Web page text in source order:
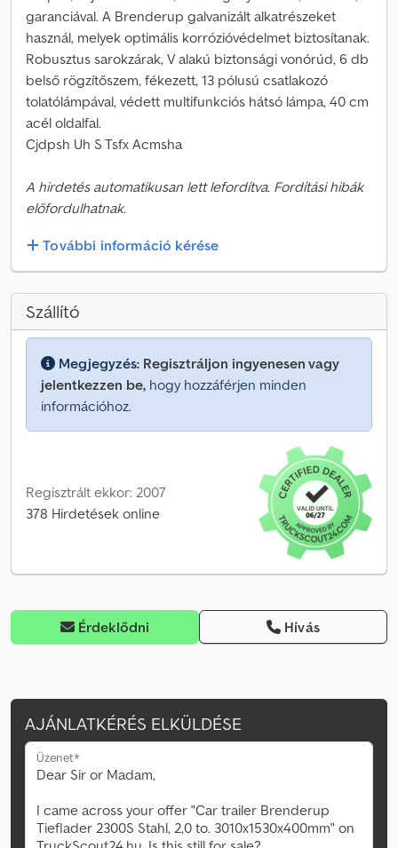
garanciával. A Brenderup galvanizált alkatrészeket
használ, melyek optimális korrózióvédelmet biztosítanak.
Robusztus sarokzárak, V alakú biztonsági vonórúd, 6 db
belső rögzítőszem, fékezett, 13 pólusú csatlakozó
tolatólámpával, védett multifunkciós hátsó lámpa, 40 cm
acél oldalfal.
Cjdpsh Uh S Tsfx Acmsha
A hirdetés automatikusan lett lefordítva. Fordítási hibák
előfordulhatnak.
További információ kérése
Szállító
Megjegyzés: Regisztráljon ingyenesen vagy
jelentkezzen be, hogy hozzáférjen minden
információhoz.
Regisztrált ekkor: 2007
378 Hirdetések online
Érdeklődni Hívás
AJÁNLATKÉRÉS ELKÜLDÉSE
Üzenet*